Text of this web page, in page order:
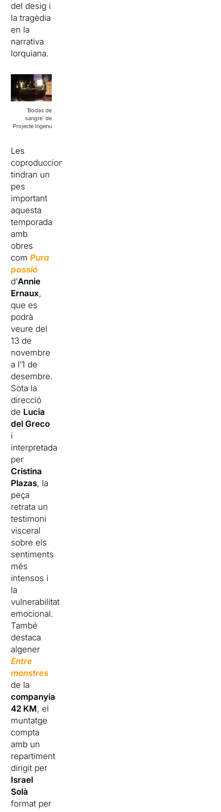
del desig i
la tragèdia
en la
narrativa
lorquiana.
‘Bodas de
sangre’ de
Projecte Ingenu
Les
coproduccions
tindran un
pes
important
aquesta
temporada
amb
obres
comPura
passió
d’Annie
Ernaux,
que es
podrà
veure del
13 de
novembre
a l’1 de
desembre.
Sota la
direcció
de Lucia
del Greco
i
interpretada
per
Cristina
Plazas, la
peça
retrata un
testimoni
visceral
sobre els
sentiments
més
intensos i
la
vulnerabilitat
emocional.
També
destaca
algener
Entre
monstres
de la
companyia
42 KM, el
muntatge
compta
amb un
repartiment
dirigit per
Israel
Solà
format per